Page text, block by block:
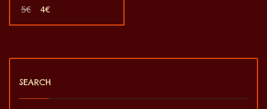
süüa, juua teena või teha
mahla, et tugevdada oma
valmistatud käsitsi.
5€ Algne
oli:
4€Praegune
on:
SEARCH